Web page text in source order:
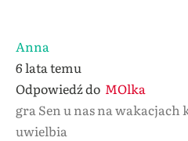
Anna
6 lata temu
Odpowiedź do MOlka
gra Sen u nas na wakacjach
uwielbia